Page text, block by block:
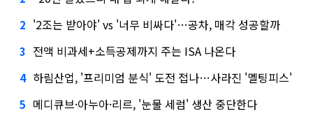
2 '2조는 받아야' vs '너무 비싸다'…공차, 매각 성공할까
3 전액 비과세+소득공제까지 주는 ISA 나온다
4 하림산업, '프리미엄 분식' 도전 접나…사라진 '멜팅피스'
5 메디큐브·아누아·리르, '눈물 세럼' 생산 중단한다